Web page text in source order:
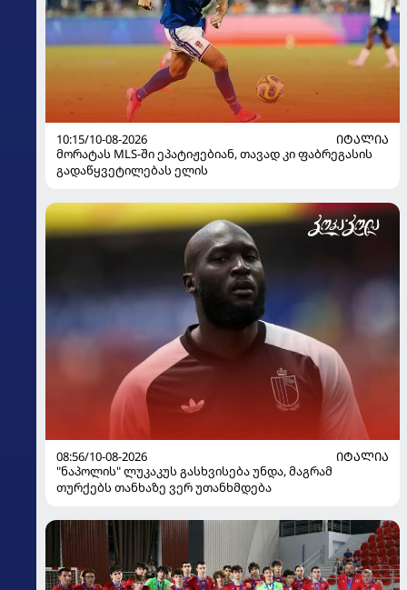
10:15/10-08-2026
ᲘᲢᲐᲚᲘᲐ
მორატას MLS-ში ეპატიჟებიან, თავად კი ფაბრეგასის
გადაწყვეტილებას ელის
08:56/10-08-2026
ᲘᲢᲐᲚᲘᲐ
"ნაპოლის" ლუკაკუს გასხვისება უნდა, მაგრამ
თურქებს თანხაზე ვერ უთანხმდება